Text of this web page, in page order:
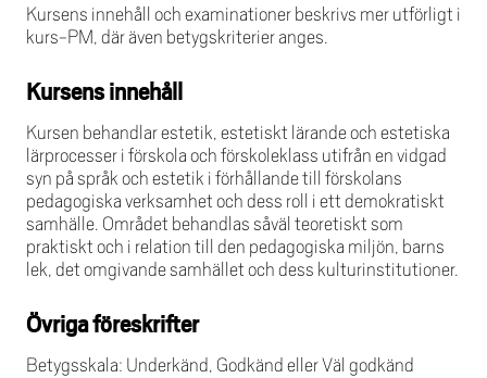
Kursens innehåll och examinationer beskrivs mer utförligt i
kurs-PM, där även betygskriterier anges.
Kursens innehåll
Kursen behandlar estetik, estetiskt lärande och estetiska
lärprocesser i förskola och förskoleklass utifrån en vidgad
syn på språk och estetik i förhållande till förskolans
pedagogiska verksamhet och dess roll i ett demokratiskt
samhälle. Området behandlas såväl teoretiskt som
praktiskt och i relation till den pedagogiska miljön, barns
lek, det omgivande samhället och dess kulturinstitutioner.
Övriga föreskrifter
Betygsskala: Underkänd, Godkänd eller Väl godkänd